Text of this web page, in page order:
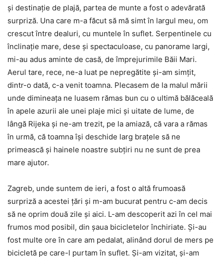
și destinație de plajă, partea de munte a fost o adevărată
surpriză. Una care m-a făcut să mă simt în largul meu, om
crescut între dealuri, cu muntele în suflet. Serpentinele cu
înclinație mare, dese și spectaculoase, cu panorame largi,
mi-au adus aminte de casă, de împrejurimile Băii Mari.
Aerul tare, rece, ne-a luat pe nepregătite și-am simțit,
dintr-o dată, c-a venit toamna. Plecasem de la malul mării
unde dimineața ne luasem rămas bun cu o ultimă bălăceală
în apele azurii ale unei plaje mici și uitate de lume, de
lângă Rijeka și ne-am trezit, pe la amiază, că vara a rămas
în urmă, că toamna își deschide larg brațele să ne
primească și hainele noastre subțiri nu ne sunt de prea
mare ajutor.
Zagreb, unde suntem de ieri, a fost o altă frumoasă
surpriză a acestei țări și m-am bucurat pentru c-am decis
să ne oprim două zile și aici. L-am descoperit azi în cel mai
frumos mod posibil, din șaua bicicletelor închiriate. Și-au
fost multe ore în care am pedalat, alinând dorul de mers pe
bicicletă pe care-l purtam în suflet. Și-am vizitat, și-am